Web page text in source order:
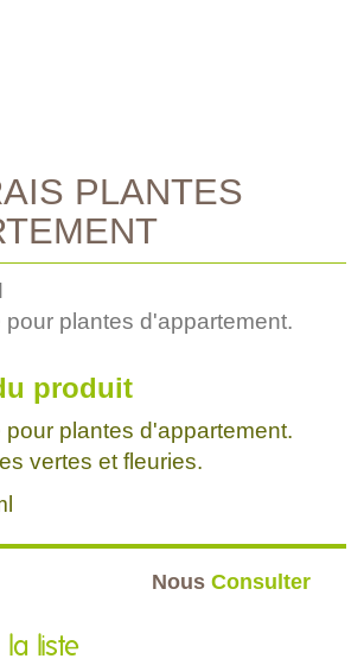
PLANTES
pour plantes d'appartement.
produit
pour plantes d'appartement.
vertes et fleuries.
Nous Consulter
la liste